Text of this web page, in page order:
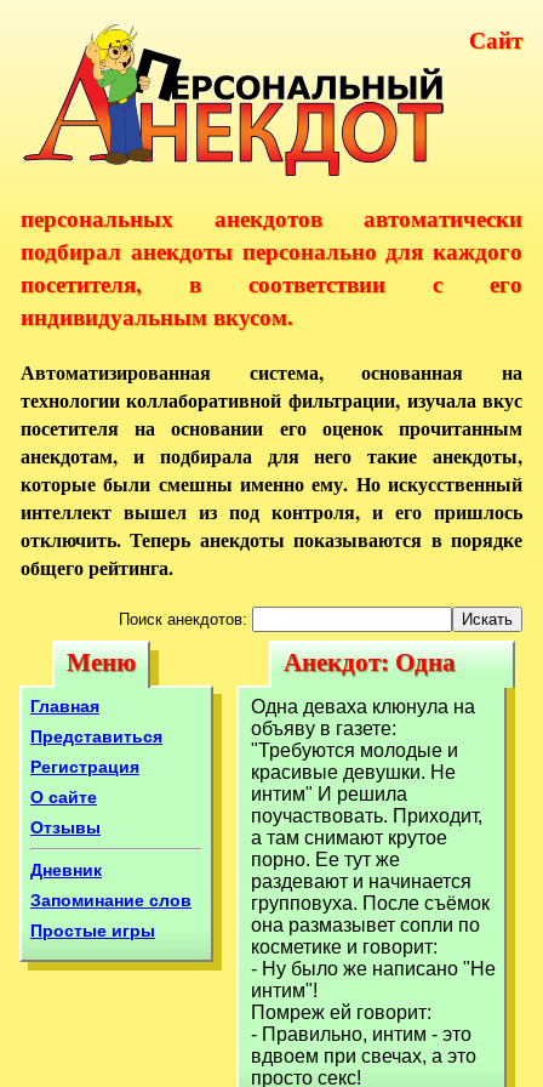
Сайт
персональных анекдотов автоматически
подбирал анекдоты персонально для каждого
посетителя, в соответствии с его
индивидуальным вкусом.
Автоматизированная система, основанная на
технологии коллаборативной фильтрации, изучала вкус
посетителя на основании его оценок прочитанным
анекдотам, и подбирала для него такие анекдоты,
которые были смешны именно ему. Но искусственный
интеллект вышел из под контроля, и его пришлось
отключить. Теперь анекдоты показываются в порядке
общего рейтинга.
Поиск анекдотов:
Меню
Меню
Главная
Представиться
Регистрация
О сайте
Отзывы
Дневник
Запоминание слов
Простые игры
Анекдот: Одна
деваха клюнула
на объяву в
Анекдот: Одна
деваха клюнула
на объяву в
Одна деваха клюнула на
объяву в газете:
"Требуются молодые и
красивые девушки. Не
интим" И решила
поучаствовать. Приходит,
а там снимают крутое
порно. Ее тут же
раздевают и начинается
групповуха. После съёмок
она размазывет сопли по
косметике и говорит:
- Ну было же написано "Не
интим"!
Помреж ей говорит:
- Правильно, интим - это
вдвоем при свечах, а это
просто секс!